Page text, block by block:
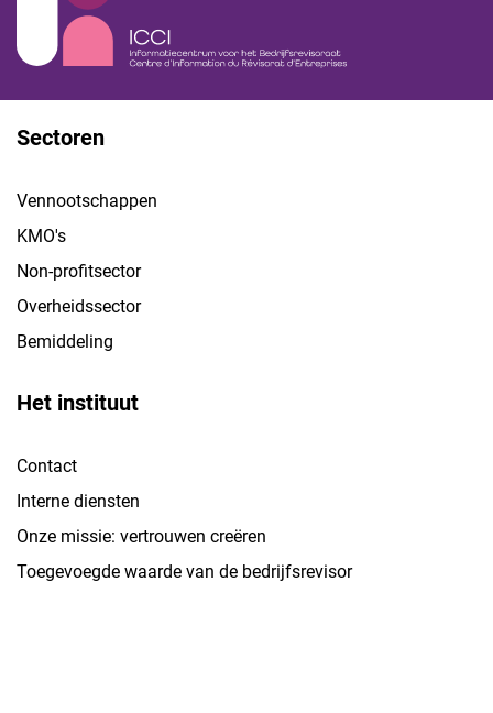
Sectoren
Vennootschappen
KMO's
Non-profitsector
Overheidssector
Bemiddeling
Het instituut
Contact
Interne diensten
Onze missie: vertrouwen creëren
Toegevoegde waarde van de bedrijfsrevisor